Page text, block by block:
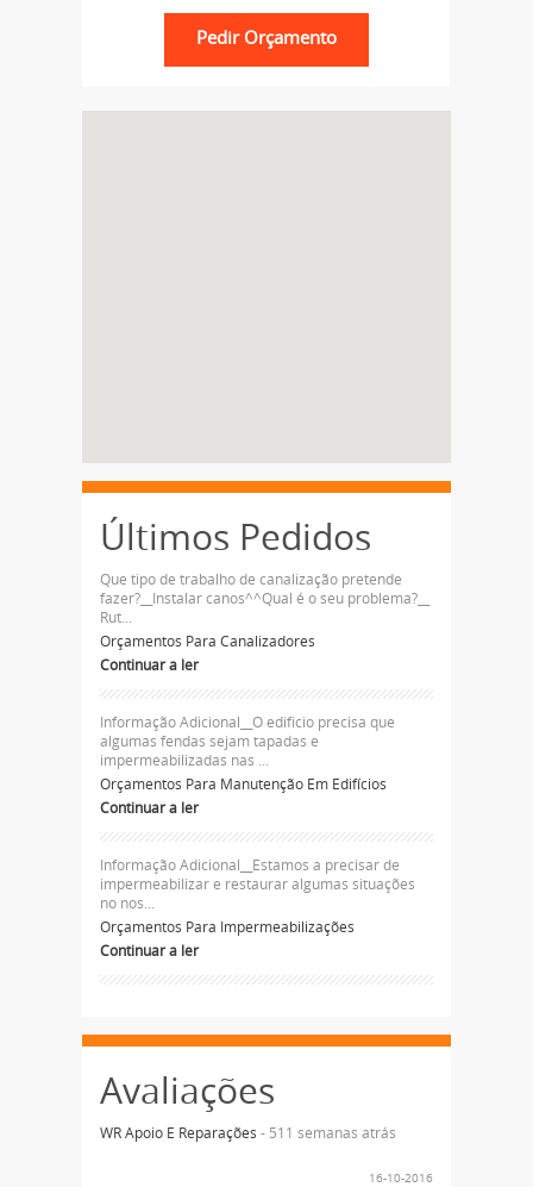
Últimos Pedidos
Que tipo de trabalho de canalização pretende
fazer?__Instalar canos^^Qual é o seu problema?__
Rut...
Orçamentos Para Canalizadores
Continuar a ler
Informação Adicional__O edificio precisa que
algumas fendas sejam tapadas e
impermeabilizadas nas ...
Orçamentos Para Manutenção Em Edifícios
Continuar a ler
Informação Adicional__Estamos a precisar de
impermeabilizar e restaurar algumas situações
no nos...
Orçamentos Para Impermeabilizações
Continuar a ler
Avaliações
WR Apoio E Reparações - 511 semanas atrás
16-10-2016